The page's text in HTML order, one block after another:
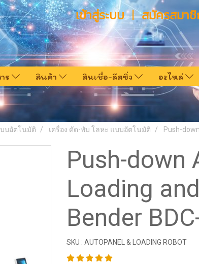
เข้าสู่ระบบ สมัครสมา
ร สินค้า สินเชื่อ-ลีสซิ่ง อะไหล่
บอัตโนมัติ เครื่อง ดัด-พับ โลหะ แบบอัตโนมัติ Push-
Push-down
Loading
Bender
SKU : AUTOPANEL & LOADING ROBOT